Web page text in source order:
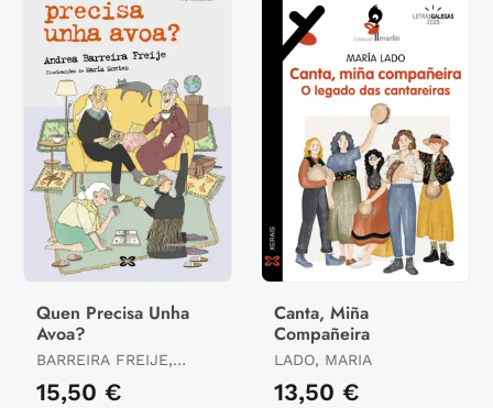
Quen Precisa Unha
Avoa?
BARREIRA FREIJE,
15,50 €
Canta, Miña
Compañeira
LADO, MARIA
13,50 €